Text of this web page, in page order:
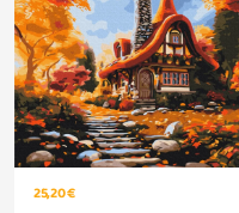
25,20 €